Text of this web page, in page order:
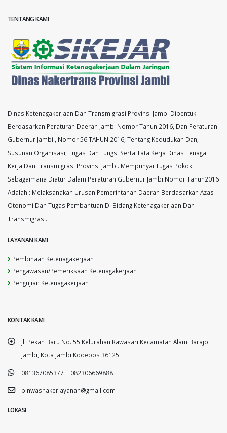
TENTANG KAMI
Dinas Ketenagakerjaan Dan Transmigrasi Provinsi Jambi Dibentuk
Berdasarkan Peraturan Daerah Jambi Nomor Tahun 2016, Dan Peraturan
Gubernur Jambi , Nomor 56 TAHUN 2016, Tentang Kedudukan Dan,
Susunan Organisasi, Tugas Dan Fungsi Serta Tata Kerja Dinas Tenaga
Kerja Dan Transmigrasi Provinsi Jambi. Mempunyai Tugas Pokok
Sebagaimana Diatur Dalam Peraturan Gubernur Jambi Nomor Tahun2016
Adalah : Melaksanakan Urusan Pemerintahan Daerah Berdasarkan Azas
Otonomi Dan Tugas Pembantuan Di Bidang Ketenagakerjaan Dan
Transmigrasi.
LAYANAN KAMI
Pembinaan Ketenagakerjaan
Pengawasan/Pemeriksaan Ketenagakerjaan
Pengujian Ketenagakerjaan
KONTAK KAMI
Jl. Pekan Baru No. 55 Kelurahan Rawasari Kecamatan Alam Barajo
Jambi, Kota Jambi Kodepos 36125
081367085377 | 082306669888
binwasnakerlayanan@gmail.com
LOKASI